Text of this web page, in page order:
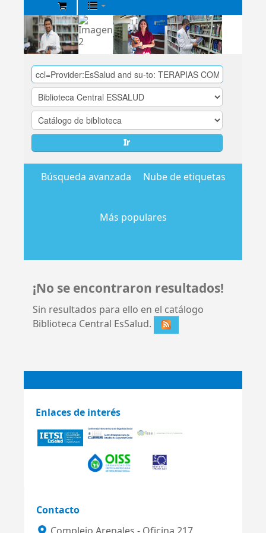
Biblioteca
Central
EsSalud
Ir
Búsqueda avanzada Nube de etiquetas
Más populares
¡No se encontraron resultados!
Sin resultados para ello en el catálogo
Biblioteca Central EsSalud.
Enlaces de interés
Contacto